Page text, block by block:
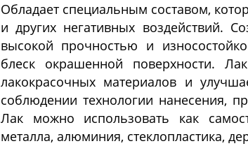
Обладает специальным составом,
и других негативных воздействий.
высокой прочностью и
блеск окрашенной поверхности.
лакокрасочных материалов и
соблюдении технологии нанесения,
Лак можно использовать как
металла, алюминия, стеклопластика,